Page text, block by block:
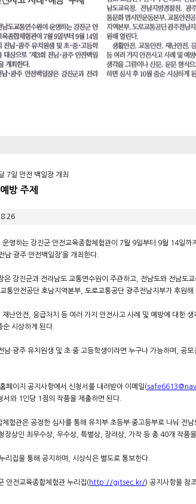
7일 안전 백일장 개최
방 주제
영하는 강진군 안전교육종합체험관이 7월 9일부터 9월 14일까
남·광주 안전백일장’을 개최한다.
은 강진군과 전라남도 교통연수원이 주관하고, 전남도와 전남도
통안전공단 호남지역본부, 도로교통공단 광주전남지부가 후원해
난안전, 응급처치 등 여러 가지 안전사고 사례 및 예방에 대한
시상하게 된다.
남·광주 유치원생 및 초·중·고등학생이라면 누구나 가능하며, 공
페이지 공지사항에서 신청서를 내려받아 이메일(
서와 1인당 1점의 작품을 제출하면 된다.
험관은 공정한 심사를 통해 유치부·초등부·중고등부로 나눠 전
장상인 최우수상, 우수상, 특별상, 장려상, 가작 등 총 40개 작품
리집을 통해 공지하며, 시상식은 별도로 통보한다.
안전교육종합체험관 누리집(http://gjtsec.kr/) 공지사항을 참